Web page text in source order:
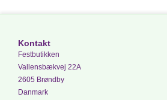
Kontakt
Festbutikken
Vallensbækvej 22A
2605 Brøndby
Danmark